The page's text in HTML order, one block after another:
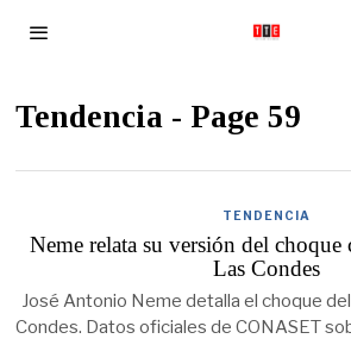
Tendencia - Page 59
TENDENCIA
Neme relata su versión del choque
Las Condes
José Antonio Neme detalla el choque
Condes. Datos oficiales de CONASET